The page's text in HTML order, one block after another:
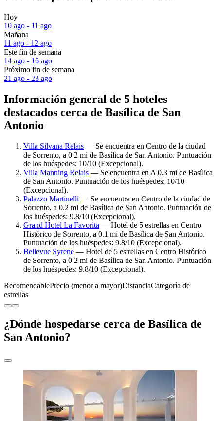
Hoy
10 ago - 11 ago
Mañana
11 ago - 12 ago
Este fin de semana
14 ago - 16 ago
Próximo fin de semana
21 ago - 23 ago
Información general de 5 hoteles
destacados cerca de Basílica de San
Antonio
Villa Silvana Relais — Se encuentra en Centro de la ciudad
de Sorrento, a 0.2 mi de Basílica de San Antonio. Puntuación
de los huéspedes: 10/10 (Excepcional).
Villa Manning Relais — Se encuentra en A 0.3 mi de Basílica
de San Antonio. Puntuación de los huéspedes: 10/10
(Excepcional).
Palazzo Martinelli — Se encuentra en Centro de la ciudad de
Sorrento, a 0.2 mi de Basílica de San Antonio. Puntuación de
los huéspedes: 9.8/10 (Excepcional).
Grand Hotel La Favorita — Hotel de 5 estrellas en Centro
Histórico de Sorrento, a 0.1 mi de Basílica de San Antonio.
Puntuación de los huéspedes: 9.8/10 (Excepcional).
Bellevue Syrene — Hotel de 5 estrellas en Centro Histórico
de Sorrento, a 0.2 mi de Basílica de San Antonio. Puntuación
de los huéspedes: 9.8/10 (Excepcional).
RecomendablePrecio (menor a mayor)DistanciaCategoría de
estrellas
¿Dónde hospedarse cerca de Basílica de
San Antonio?